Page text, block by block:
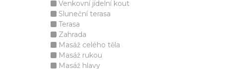
Venkovní jídelní kout
Sluneční terasa
Terasa
Zahrada
Masáž celého těla
Masáž rukou
Masáž hlavy